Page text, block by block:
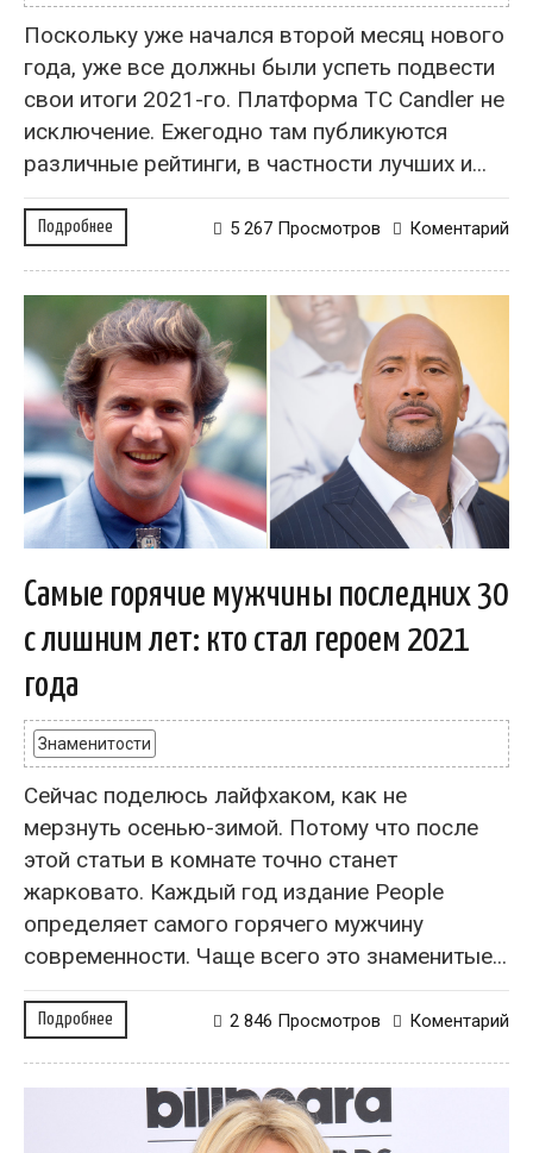
Поскольку уже начался второй месяц нового
года, уже все должны были успеть подвести
свои итоги 2021-го. Платформа TC Candler не
исключение. Ежегодно там публикуются
различные рейтинги, в частности лучших и...
Подробнее Коментарий
5 267 Просмотров
Самые горячие мужчины последних 30
с лишним лет: кто стал героем 2021
года
Знаменитости
Сейчас поделюсь лайфхаком, как не
мерзнуть осенью-зимой. Потому что после
этой статьи в комнате точно станет
жарковато. Каждый год издание People
определяет самого горячего мужчину
современности. Чаще всего это знаменитые...
Подробнее Коментарий
2 846 Просмотров